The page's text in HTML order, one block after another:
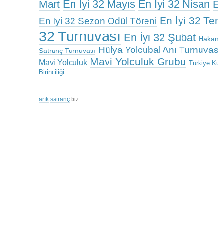
Mart En İyi 32 Mayıs En İyi 32 Nisan
En İyi 32 Sezon Ödül Töreni En İyi 32
32 Turnuvası En İyi 32 Şubat
Satranç Turnuvası Hülya Yolcubal Anı
Mavi Yolculuk Mavi Yolculuk Grubu Türkiye
Birinciliği
arık.satranç.biz